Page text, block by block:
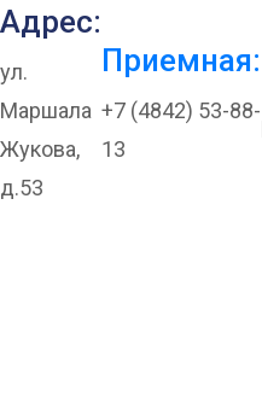
Адрес:
ул.
Маршала
Жукова,
д.53
Приемная:
+7 (4842) 53-88-
13